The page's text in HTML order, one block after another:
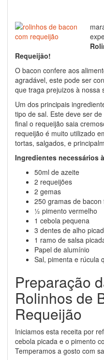
Requeijão!
O bacon confere aos
agradável, este pode ser
que traga prejuizos à nossa
Um dos principais
tipo de sal. Este deve ser
final o requeijão saia
requeijão é muito utilizado
tortas, salgados, e
Ingredientes necessários
50ml de azeite
2 requeijões
2 gemas
250 gramas de bacon
½ pimento vermelho
1 cebola pequena
3 dentes de alho
1 ramo de salsa
Papel de alumínio
Sal, pimenta e rúcula
Preparação
Rolinhos de
Requeijão
Iniciamos esta receita por
cebola picada e o pimento
Temperamos a gosto com